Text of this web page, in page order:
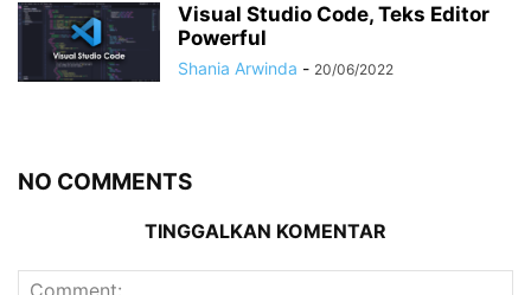
Visual Studio Code, Teks Editor
Powerful
Shania Arwinda - 20/06/2022
NO COMMENTS
TINGGALKAN KOMENTAR